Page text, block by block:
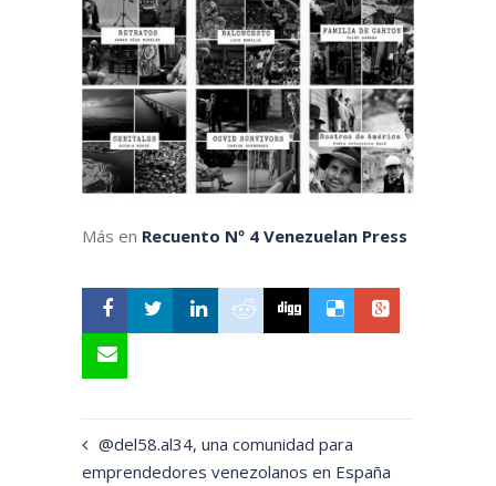
Más en Recuento Nº 4 Venezuelan Press
@del58.al34, una comunidad para
emprendedores venezolanos en España